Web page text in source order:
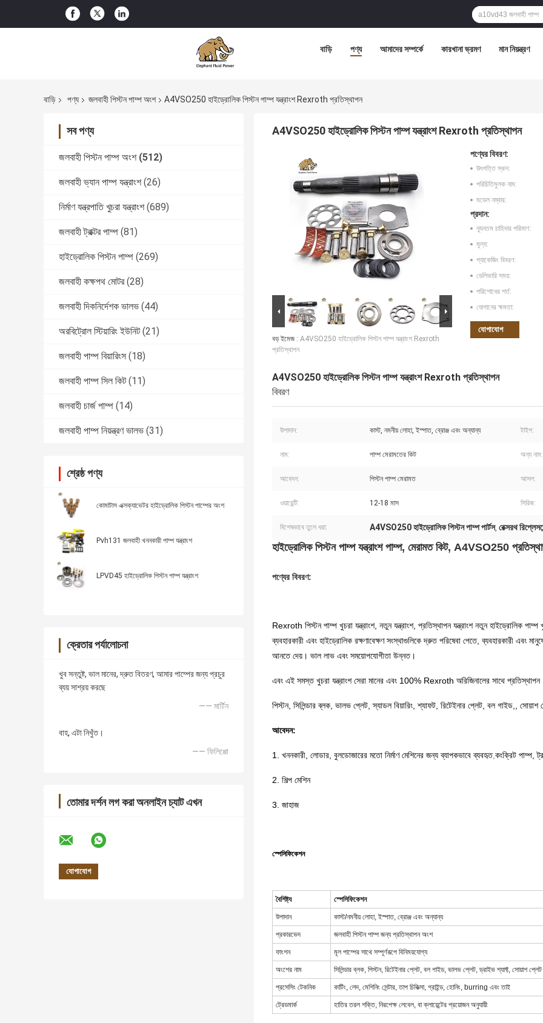
বাড়ি পণ্য আমাদের সম্পর্কে কারখানা ভ্রমণ মান নিয়ন্ত্রণ
বাড়ি পণ্য জলবাহী পিস্টন পাম্প অংশ A4VSO250 হাইড্রোলিক পিস্টন পাম্প যন্ত্রাংশ Rexroth প্রতিস্থাপন
সব পণ্য
জলবাহী পিস্টন পাম্প অংশ (512)
জলবাহী ভ্যান পাম্প যন্ত্রাংশ (26)
নির্মাণ যন্ত্রপাতি খুচরা যন্ত্রাংশ (689)
জলবাহী ট্রাক্টর পাম্প (81)
হাইড্রোলিক পিস্টন পাম্প (269)
জলবাহী কক্ষপথ মোটর (28)
জলবাহী দিকনির্দেশক ভালভ (44)
অরবিট্রোল স্টিয়ারিং ইউনিট (21)
জলবাহী পাম্প বিয়ারিংস (18)
জলবাহী পাম্প সিল কিট (11)
জলবাহী চার্জ পাম্প (14)
জলবাহী পাম্প নিয়ন্ত্রণ ভালভ (31)
শ্রেষ্ঠ পণ্য
কোমাটাস এক্সক্যাভেটর হাইড্রোলিক পিস্টন পাম্পের অংশ
Pvh131 জলবাহী খননকারী পাম্প যন্ত্রাংশ
LPVD45 হাইড্রোলিক পিস্টন পাম্প যন্ত্রাংশ
ক্রেতার পর্যালোচনা
খুব সন্তুষ্ট, ভাল মানের, দ্রুত বিতরণ, আমার পাম্পের জন্য প্রচুর
ব্যয় সাশ্রয় করছে
—— মার্টিন
বাহ, এটা নিখুঁত।
—— ফিলিপ্পো
তোমার দর্শন লগ করা অনলাইন চ্যাট এখন
A4VSO250 হাইড্রোলিক পিস্টন পাম্প যন্ত্রাংশ Rexroth প্রতিস্থাপন
বড় ইমেজ : A4VSO250 হাইড্রোলিক পিস্টন পাম্প যন্ত্রাংশ Rexroth
প্রতিস্থাপন
পণ্যের বিবরণ:
উৎপত্তি স্থল:
পরিচিতিমুলক নাম:
মডেল নম্বার:
প্রদান:
ন্যূনতম চাহিদার পরিমাণ:
মূল্য:
প্যাকেজিং বিবরণ:
ডেলিভারি সময়:
পরিশোধের শর্ত:
যোগানের ক্ষমতা:
যোগাযোগ
A4VSO250 হাইড্রোলিক পিস্টন পাম্প যন্ত্রাংশ Rexroth প্রতিস্থাপন
বিবরণ
উপাদান: কাস্ট, নমনীয় লোহা, ইস্পাত, ব্রোঞ্জ এবং অন্যান্য টাইপ:
নাম: পাম্প মেরামতের কিট অন্য নাম:
আবেদন: পিস্টন পাম্প মেরামত আসল:
ওয়ারেন্টি: 12-18 মাস সিরিজ:
বিশেষভাবে তুলে ধরা: A4VSO250 হাইড্রোলিক পিস্টন পাম্প পার্টস, রেক্সরথ
হাইড্রোলিক পিস্টন পাম্প যন্ত্রাংশ পাম্প, মেরামত কিট, A4VSO250
পণ্যের বিবরণ:
Rexroth পিস্টন পাম্প খুচরা যন্ত্রাংশ, নতুন যন্ত্রাংশ, প্রতিস্থাপন যন্ত্রাংশ নতুন হাইড্রোলিক পাম্প
ব্যবহারকারী এবং হাইড্রোলিক রক্ষণাবেক্ষণ সংস্থাগুলিকে দ্রুত পরিষেবা পেতে, ব্যবহারকারী এবং
আনতে দেয়। ভাল লাভ এবং সময়োপযোগীতা উন্নত।
এবং এই সমস্ত খুচরা যন্ত্রাংশ সেরা মানের এবং 100% Rexroth অরিজিনালের সাথে
পিস্টন, সিলিন্ডার ব্লক, ভালভ প্লেট, স্যাডল বিয়ারিং, শ্যাফট, রিটেইনার প্লেট, বল গাইড,,
আবেদন:
1. খননকারী, লোডার, বুলডোজারের মতো নির্মাণ মেশিনের জন্য ব্যাপকভাবে ব্যবহৃত,কংক্রিট পাম্প,
2. শিল্প মেশিন
3. জাহাজ
স্পেসিফিকেশন
বৈশিষ্ট্য স্পেসিফিকেশন
উপাদান কাস্ট/নমনীয় লোহা, ইস্পাত, ব্রোঞ্জ এবং অন্যান্য
প্রকারভেদ জলবাহী পিস্টন পাম্প জন্য প্রতিস্থাপন অংশ
ফাংশন মূল পাম্পের সাথে সম্পূর্ণরূপে বিনিময়যোগ্য
অংশের নাম সিলিন্ডার ব্লক, পিস্টন, রিটেইনার প্লেট, বল গাইড, ভালভ প্লেট, ড্রাইভ শ্যাফ্ট, সোয়াশ
প্রসেসিং টেকনিক কাটিং, লেদ, মেশিনিং সেন্টার, তাপ চিকিত্সা, গ্রাইন্ড, হোনিং, burring এবং তাই
ট্রেডমার্ক হাতির তরল শক্তি, নিরপেক্ষ লেবেল, বা ক্লায়েন্টের প্রয়োজন অনুযায়ী